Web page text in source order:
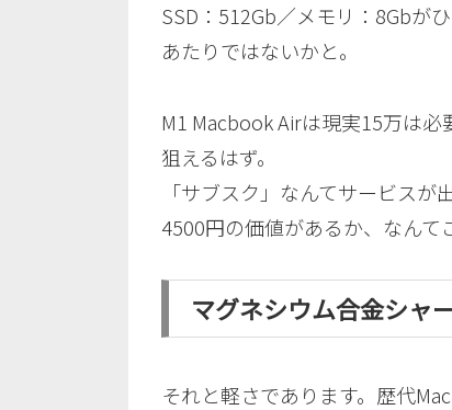
SSD：512Gb／メモリ：8Gbが
あたりではないかと。
M1 Macbook Airは現実15万は
狙えるはず。
「サブスク」なんてサービス
4500円の価値があるか、なんて
マグネシウム合金シャ
それと軽さであります。歴代